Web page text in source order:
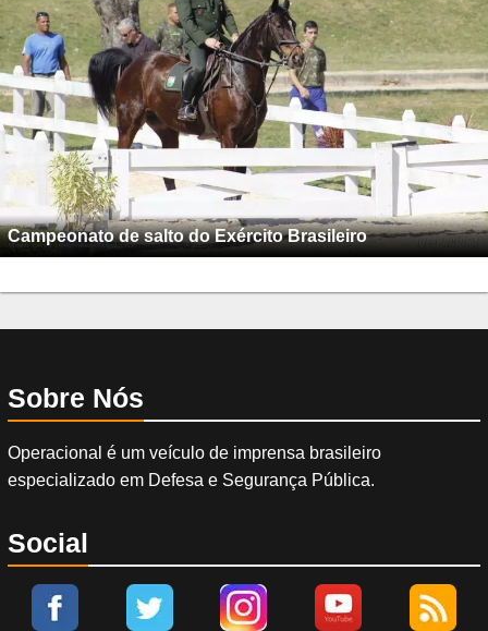
Campeonato de salto do Exército Brasileiro
Sobre Nós
Operacional é um veículo de imprensa brasileiro
especializado em Defesa e Segurança Pública.
Social